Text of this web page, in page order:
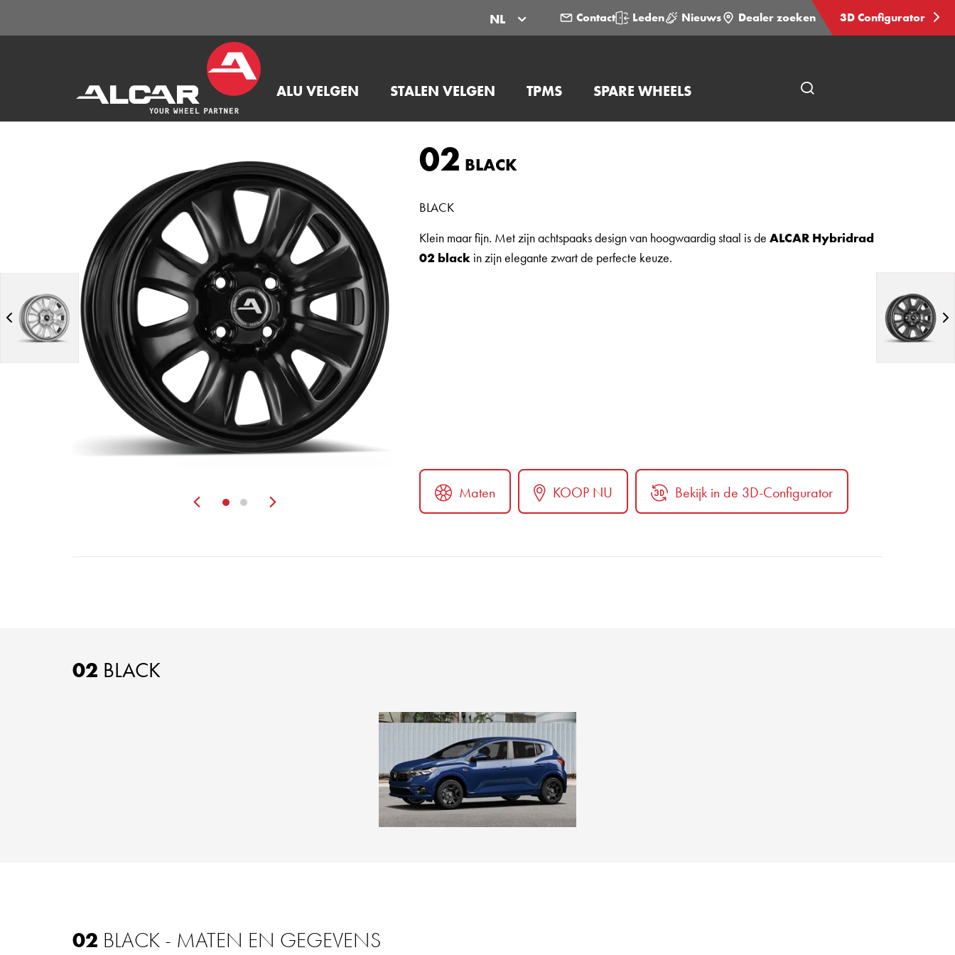
NL Contact Leden Nieuws Dealer zoeken 3D Configurator
ALU VELGEN STALEN VELGEN TPMS SPARE WHEELS
Zurück
02 BLACK
BLACK
Klein maar fijn. Met zijn achtspaaks design van hoogwaardig staal is de ALCAR Hybridrad
02 blackin zijn elegante zwart de perfecte keuze.
Maten KOOP NU Bekijk in de 3D-Configurator
02 BLACK
02 BLACK - MATEN EN GEGEVENS